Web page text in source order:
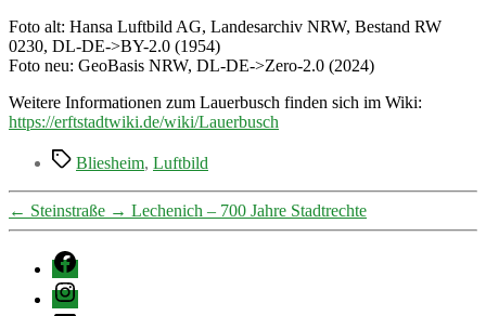
Foto alt: Hansa Luftbild AG, Landesarchiv NRW, Bestand RW
0230, DL-DE->BY-2.0 (1954)
Foto neu: GeoBasis NRW, DL-DE->Zero-2.0 (2024)
Weitere Informationen zum Lauerbusch finden sich im Wiki:
https://erftstadtwiki.de/wiki/Lauerbusch
Schlagwörter
Bliesheim, Luftbild
← Steinstraße → Lechenich – 700 Jahre Stadtrechte
Facebook
Instagram